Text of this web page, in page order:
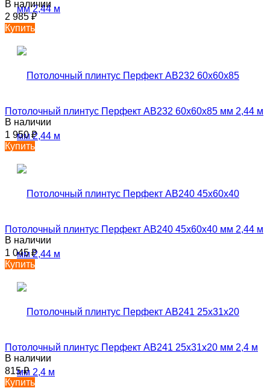
В наличии
2 985₽
Купить
Потолочный плинтус Перфект AB232 60х60х85 мм 2,44 м
В наличии
1 950₽
Купить
Потолочный плинтус Перфект AB240 45х60х40 мм 2,44 м
В наличии
1 045₽
Купить
Потолочный плинтус Перфект AB241 25х31х20 мм 2,4 м
В наличии
815₽
Купить